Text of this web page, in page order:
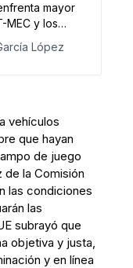
mayor
MEC y los
vuelven a
López
vehículos
que hayan
de juego
de la Comisión
las condiciones
las
subrayó que
objetiva y justa,
y en línea